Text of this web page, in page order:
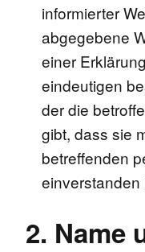
informierter
abgegebene
einer
eindeutigen
der die
gibt, dass sie
betreffenden
einverstanden
2. Name